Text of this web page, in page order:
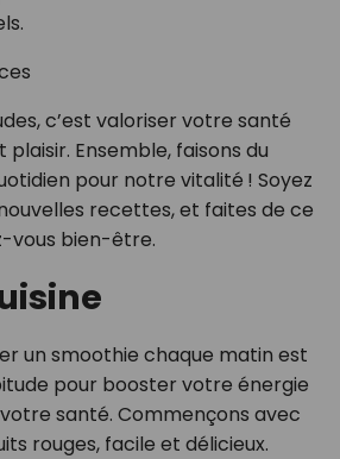
c’est valoriser votre santé
Ensemble, faisons du
pour notre vitalité ! Soyez
recettes, et faites de ce
vous bien-être.
un smoothie chaque matin est
pour booster votre énergie
santé. Commençons avec
rouges, facile et délicieux.